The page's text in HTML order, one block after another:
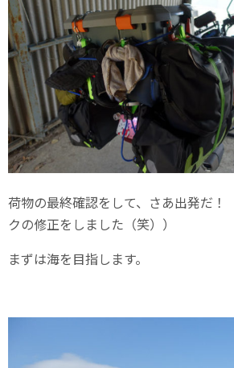
荷物の最終確認をして、さあ出発だ！
クの修正をしました（笑））
まずは海を目指します。